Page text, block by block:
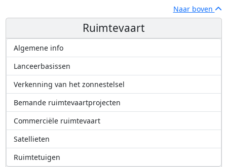
Naar boven
Ruimtevaart
Algemene info
Lanceerbasissen
Verkenning van het zonnestelsel
Bemande ruimtevaartprojecten
Commerciële ruimtevaart
Satellieten
Ruimtetuigen